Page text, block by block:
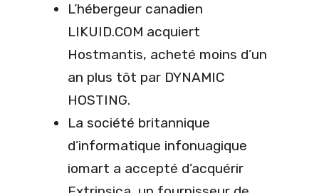
L’hébergeur canadien
LIKUID.COM acquiert
Hostmantis, acheté moins d’un
an plus tôt par DYNAMIC
HOSTING.
La société britannique
d’informatique infonuagique
iomart a accepté d’acquérir